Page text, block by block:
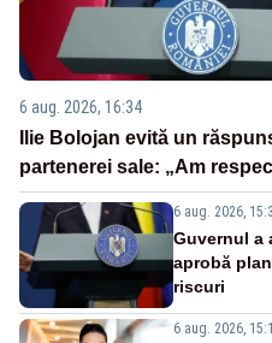
6 aug. 2026, 16:34
Ilie Bolojan evită un
partenerei sale: „Am
6 aug. 2026,
Guvernul a
aprobă
riscuri
6 aug. 2026,